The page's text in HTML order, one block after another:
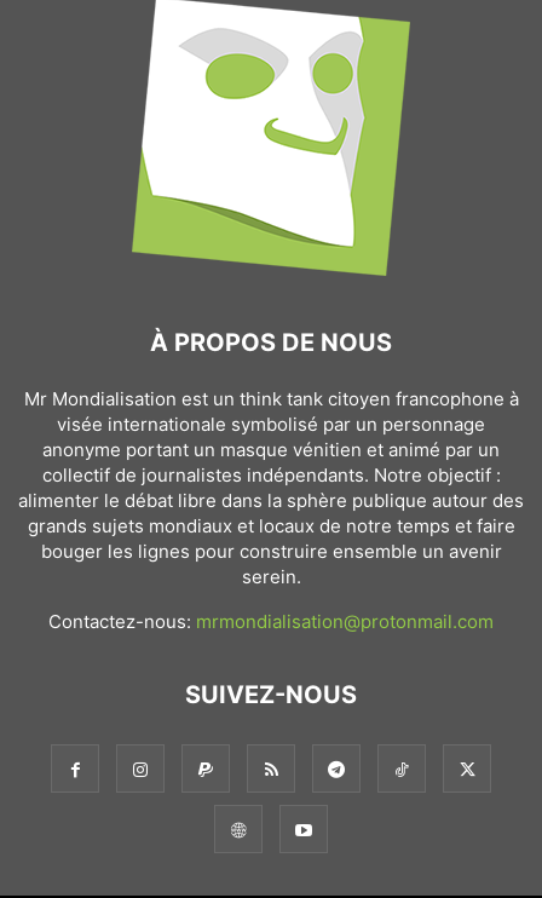
À PROPOS DE NOUS
Mr Mondialisation est un think tank citoyen francophone à
visée internationale symbolisé par un personnage
anonyme portant un masque vénitien et animé par un
collectif de journalistes indépendants. Notre objectif :
alimenter le débat libre dans la sphère publique autour des
grands sujets mondiaux et locaux de notre temps et faire
bouger les lignes pour construire ensemble un avenir
serein.
Contactez-nous: mrmondialisation@protonmail.com
SUIVEZ-NOUS